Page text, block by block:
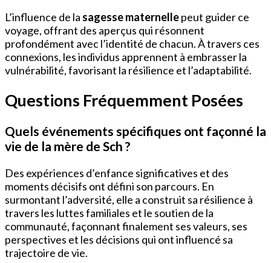
L’influence de la sagesse maternellepeut guider ce
voyage, offrant des aperçus qui résonnent
profondément avec l’identité de chacun. À travers ces
connexions, les individus apprennent à embrasser la
vulnérabilité, favorisant la résilience et l’adaptabilité.
Questions Fréquemment Posées
Quels événements spécifiques ont façonné la
vie de la mère de Sch ?
Des expériences d’enfance significatives et des
moments décisifs ont défini son parcours. En
surmontant l’adversité, elle a construit sa résilience à
travers les luttes familiales et le soutien de la
communauté, façonnant finalement ses valeurs, ses
perspectives et les décisions qui ont influencé sa
trajectoire de vie.